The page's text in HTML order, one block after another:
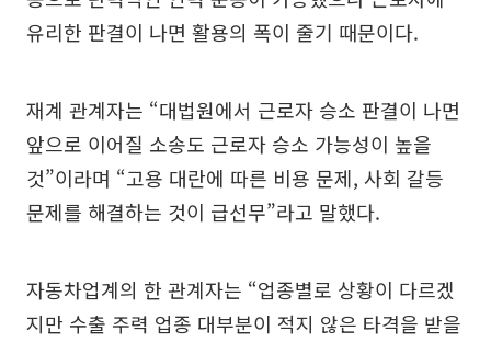
유리한 판결이 나면 활용의 폭이 줄기 때문이다.
재계 관계자는 “대법원에서 근로자 승소 판결이 나면
앞으로 이어질 소송도 근로자 승소 가능성이 높을
것”이라며 “고용 대란에 따른 비용 문제, 사회 갈등
문제를 해결하는 것이 급선무”라고 말했다.
자동차업계의 한 관계자는 “업종별로 상황이 다르겠
지만 수출 주력 업종 대부분이 적지 않은 타격을 받을